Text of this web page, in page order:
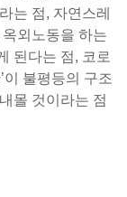
는 점, 자연스레
외노동을 하는
된다는 점, 코로
이 불평등의 구조
몰 것이라는 점